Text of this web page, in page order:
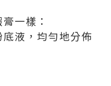
一樣：
液，均勻地分佈